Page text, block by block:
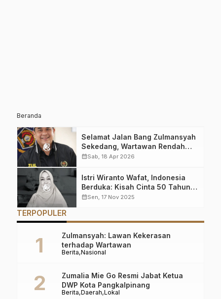
Beranda
Selamat Jalan Bang Zulmansyah
Sekedang, Wartawan Rendah
Hati yang Jejaknya Tak Akan
calendar_monthSab, 18 Apr 2026
Istri Wiranto Wafat, Indonesia
Berduka: Kisah Cinta 50 Tahun
Berakhir di Bandung
calendar_monthSen, 17 Nov 2025
TERPOPULER
Berita Nasional
Zulmansyah: Lawan Kekerasan
terhadap Wartawan
Berita Daerah Lokal
Zumalia Mie Go Resmi Jabat Ketua
DWP Kota Pangkalpinang